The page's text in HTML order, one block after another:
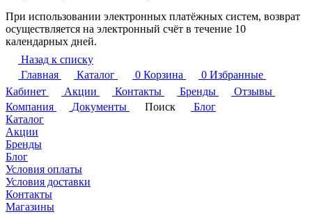
При использовании электронных платёжных систем, возврат
осуществляется на электронный счёт в течение 10
календарных дней.
Назад к списку
Главная
Каталог 0 Корзина 0 Избранные
Кабинет
Акции Контакты Бренды
Отзывы
Компания
Документы Поиск
Блог
Каталог
Акции
Бренды
Блог
Условия оплаты
Условия доставки
Контакты
Магазины